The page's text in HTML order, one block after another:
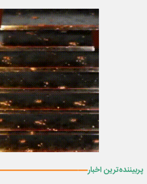
پربیننده‌ترین اخبار